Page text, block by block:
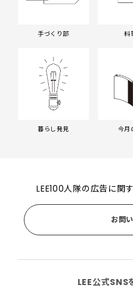
手づくり部 料
暮らし発見 今月
LEE100人隊の広告に関
お問
LEE公式SNS